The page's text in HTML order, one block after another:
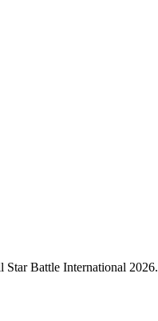
Star Battle International 2026.